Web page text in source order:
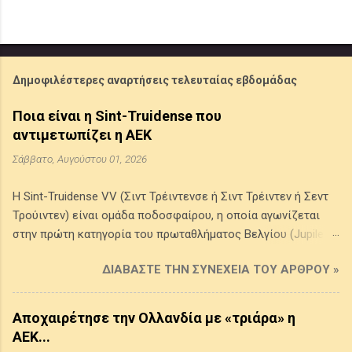
Δημοφιλέστερες αναρτήσεις τελευταίας εβδομάδας
Ποια είναι η Sint-Truidense που
αντιμετωπίζει η ΑΕΚ
Σάββατο, Αυγούστου 01, 2026
Η Sint-Truidense VV (Σιντ Τρέιντενσε ή Σιντ Τρέιντεν ή Σεντ
Τρούιντεν) είναι ομάδα ποδοσφαίρου, η οποία αγωνίζεται
στην πρώτη κατηγορία του πρωταθλήματος Βελγίου (Jupiler
επαρχία της Λιμβουργίας του Βελγίου, ιδρύθηκε το 1924 από
την ένωση δύο τοπικών συλλόγων της πόλης και τα χρώματά
της είναι το κίτρινο και το μπλε. Έχει κατακτήσει ένα League
Cup Βελγίου (1998-1999) και τέσσερα πρωταθλήμα Β' Εθνικής
ΔΙΑΒΆΣΤΕ ΤΗΝ ΣΥΝΈΧΕΙΑ ΤΟΥ ΆΡΘΡΟΥ »
Αποχαιρέτησε την Ολλανδία με «τριάρα» η
ΑΕΚ...